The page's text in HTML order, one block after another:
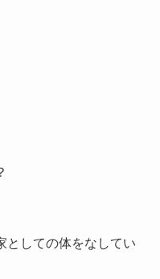
としての体をなしてい